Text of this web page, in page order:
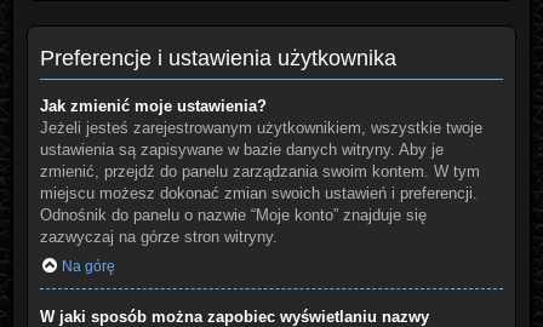
Preferencje i ustawienia użytkownika
Jak zmienić moje ustawienia?
Jeżeli jesteś zarejestrowanym użytkownikiem, wszystkie twoje
ustawienia są zapisywane w bazie danych witryny. Aby je
zmienić, przejdź do panelu zarządzania swoim kontem. W tym
miejscu możesz dokonać zmian swoich ustawień i preferencji.
Odnośnik do panelu o nazwie “Moje konto” znajduje się
zazwyczaj na górze stron witryny.
Na górę
W jaki sposób można zapobiec wyświetlaniu nazwy